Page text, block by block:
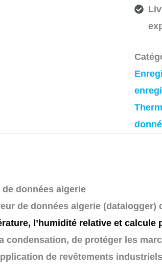
données algerie
de données algerie
l’humidité relative et calcule
condensation, de protéger les
de revêtements